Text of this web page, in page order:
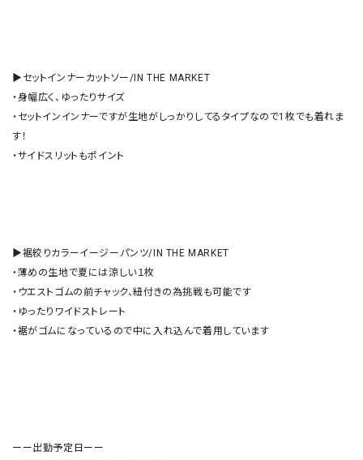
▶︎セットインナーカットソー/IN THE MARKET
・身幅広く、ゆったりサイズ
・セットインインナーですが生地がしっかりしてるタイプなので1枚でも着れま
す！
・サイドスリットもポイント
▶︎裾絞りカラーイージーパンツ/IN THE MARKET
・薄めの生地で夏には涼しい１枚
・ウエストゴムの前チャック、紐付きの為挑戦も可能です
・ゆったりワイドストレート
・裾がゴムになっているので中に入れ込んで着用しています
ーー出勤予定日ーー